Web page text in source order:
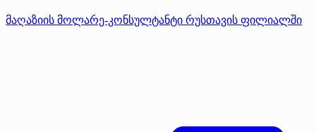
მაღაზიის მოლარე-კონსულტანტი რუსთავის ფილიალში